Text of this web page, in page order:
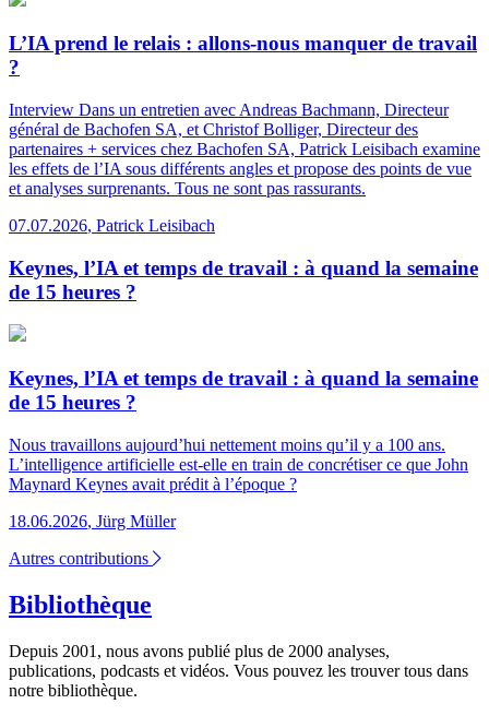
L’IA prend le relais : allons-nous manquer de travail
?
Interview Dans un entretien avec Andreas Bachmann, Directeur
général de Bachofen SA, et Christof Bolliger, Directeur des
partenaires + services chez Bachofen SA, Patrick Leisibach examine
les effets de l’IA sous différents angles et propose des points de vue
et analyses surprenants. Tous ne sont pas rassurants.
07.07.2026, Patrick Leisibach
Keynes, l’IA et temps de travail : à quand la semaine
de 15 heures ?
Keynes, l’IA et temps de travail : à quand la semaine
de 15 heures ?
Nous travaillons aujourd’hui nettement moins qu’il y a 100 ans.
L’intelligence artificielle est-elle en train de concrétiser ce que John
Maynard Keynes avait prédit à l’époque ?
18.06.2026, Jürg Müller
Autres contributions
Bibliothèque
Depuis 2001, nous avons publié plus de 2000 analyses,
publications, podcasts et vidéos. Vous pouvez les trouver tous dans
notre bibliothèque.